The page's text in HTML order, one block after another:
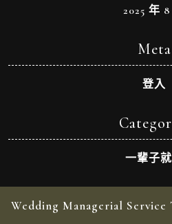
2025 年
Meta
登入
一輩子
Wedding Managerial Service